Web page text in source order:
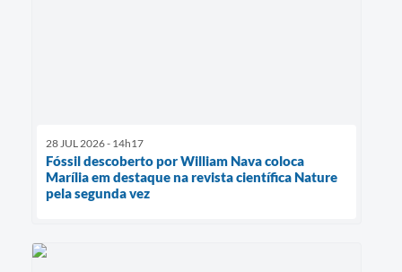
28 JUL 2026 - 14h17
Fóssil descoberto por William Nava coloca
Marília em destaque na revista científica Nature
pela segunda vez